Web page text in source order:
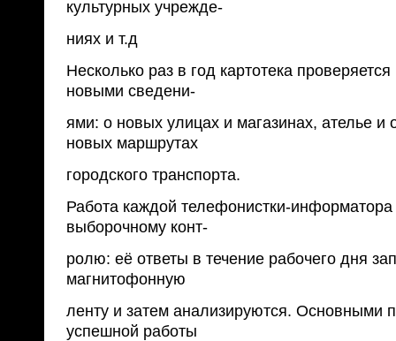
культурных учрежде-
ниях и т.д
Несколько раз в год картотека
новыми сведени-
ями: о новых улицах и магазинах, ателье и
новых маршрутах
городского транспорта.
Работа каждой телефонистки-информатора
выборочному конт-
ролю: её ответы в течение рабочего дня
магнитофонную
ленту и затем анализируются. Основными
успешной работы